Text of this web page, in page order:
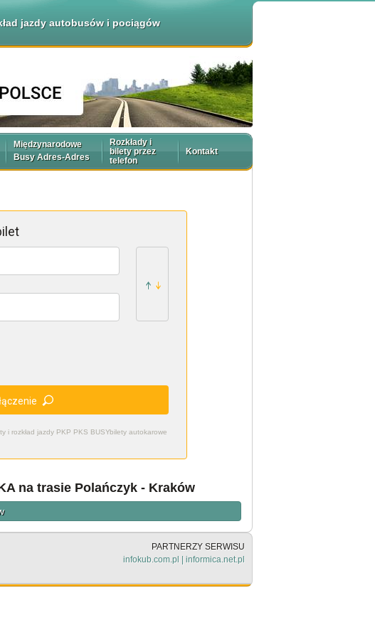
jazdy autobusów i pociągów
Międzynarodowe
Busy Adres-Adres
Rozkłady i
bilety przez
telefon
Kontakt
i rozkład jazdy PKP PKS BUSYbilety autokarowe
na trasie Polańczyk - Kraków
PARTNERZY SERWISU
infokub.com.pl | informica.net.pl